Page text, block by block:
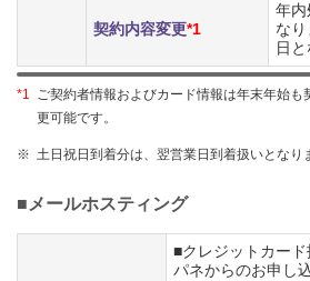
契約内容変更*1
年
な
日と
*1 ご契約者情報およびカード情報は年末年始
更可能です。
※ 土日祝日到着分は、翌営業日到着扱いとなり
■メールホスティング
■クレジットカー
パネからのお申し